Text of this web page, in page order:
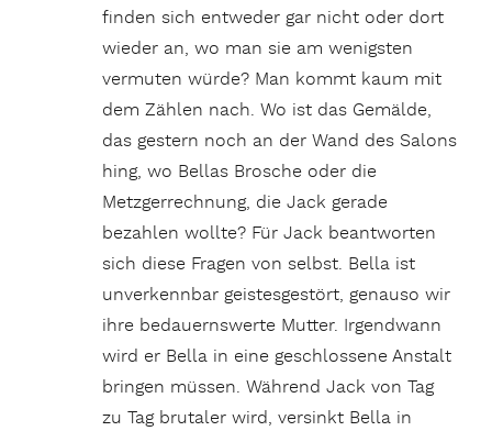
finden sich entweder gar nicht oder dort
wieder an, wo man sie am wenigsten
vermuten würde? Man kommt kaum mit
dem Zählen nach. Wo ist das Gemälde,
das gestern noch an der Wand des Salons
hing, wo Bellas Brosche oder die
Metzgerrechnung, die Jack gerade
bezahlen wollte? Für Jack beantworten
sich diese Fragen von selbst. Bella ist
unverkennbar geistesgestört, genauso wir
ihre bedauernswerte Mutter. Irgendwann
wird er Bella in eine geschlossene Anstalt
bringen müssen. Während Jack von Tag
zu Tag brutaler wird, versinkt Bella in